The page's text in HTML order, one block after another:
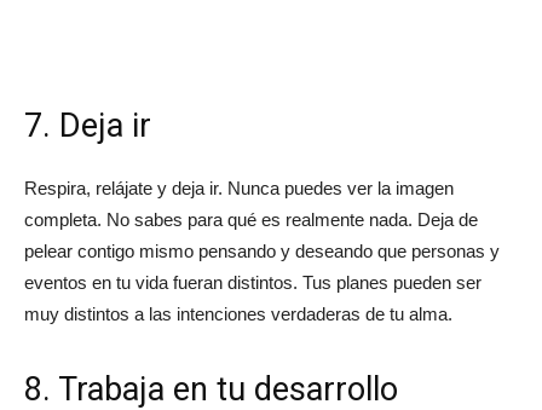
7. Deja ir
Respira, relájate y deja ir. Nunca puedes ver la imagen
completa. No sabes para qué es realmente nada. Deja de
pelear contigo mismo pensando y deseando que personas y
eventos en tu vida fueran distintos. Tus planes pueden ser
muy distintos a las intenciones verdaderas de tu alma.
8. Trabaja en tu desarrollo